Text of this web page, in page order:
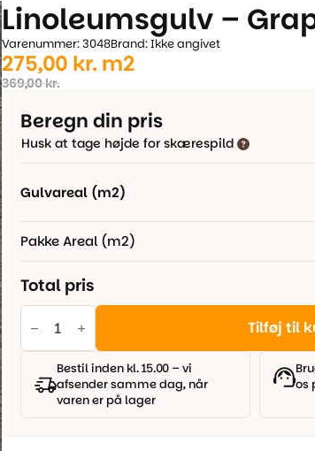
Linoleumsgulv –
Varenummer: 3048Brand: Ikke angivet
369,00kr.
Den
oprindelige
pris
var:
369,00 kr..
275,00 kr.
Den
aktuelle
pris
er:
275,00 kr..
m2
Beregn din pris
Husk at tage højde for skærespild
Gulvareal (m2)
Pakke Areal (m2)
Total pris
Linoleumsgulv
Graphite
antal
Tilføj til
Bestil inden kl. 15.00 – vi
afsender samme dag, når
varen er på lager
os